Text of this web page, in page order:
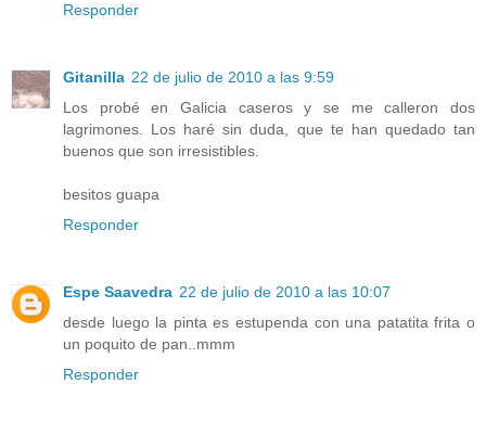
Responder
Gitanilla 22 de julio de 2010 a las 9:59
Los probé en Galicia caseros y se me calleron dos
lagrimones. Los haré sin duda, que te han quedado tan
buenos que son irresistibles.
besitos guapa
Responder
Espe Saavedra 22 de julio de 2010 a las 10:07
desde luego la pinta es estupenda con una patatita frita o
un poquito de pan..mmm
Responder